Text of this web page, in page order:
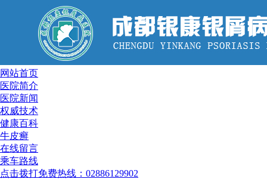
网站首页
医院简介
医院新闻
权威技术
健康百科
牛皮癣
在线留言
乘车路线
点击拨打免费热线：02886129902